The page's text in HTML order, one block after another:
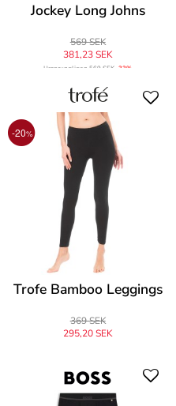
Jockey Long Johns
569 SEK
381,23 SEK
Ursprungligen569 SEK -33%
-20%
Trofe Bamboo Leggings
369 SEK
295,20 SEK